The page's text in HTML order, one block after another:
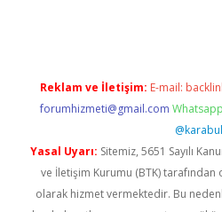
Reklam ve İletişim: E-mail:
forumhizmeti@gmail.com
@karabul
Yasal Uyarı: Sitemiz, 5651 Sayılı
ve İletişim Kurumu (BTK) tarafından
olarak hizmet vermektedir. Bu